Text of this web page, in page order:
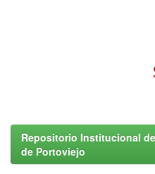
Repositorio Institucional
de Portoviejo